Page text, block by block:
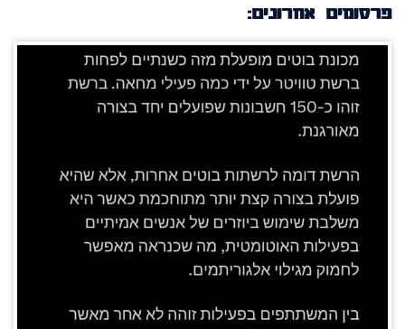
פרסומים אחרונים: